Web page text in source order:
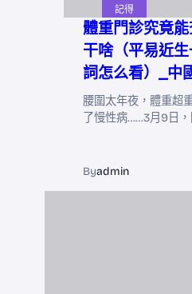
記得
體重門診究竟
干啥（平易近生
詞怎么看）_中
腰圍太年夜，體重超
了慢性病……3月9日
Byadmin